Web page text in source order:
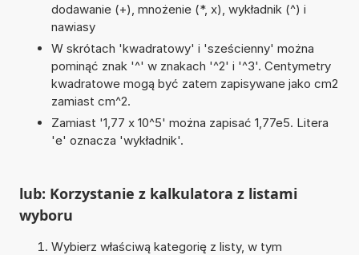
dodawanie (+), mnożenie (*, x), wykładnik (^) i
nawiasy
W skrótach 'kwadratowy' i 'sześcienny' można
pominąć znak '^' w znakach '^2' i '^3'. Centymetry
kwadratowe mogą być zatem zapisywane jako cm2
zamiast cm^2.
Zamiast '1,77 x 10^5' można zapisać 1,77e5. Litera
'e' oznacza 'wykładnik'.
lub: Korzystanie z kalkulatora z listami
wyboru
Wybierz właściwą kategorię z listy, w tym